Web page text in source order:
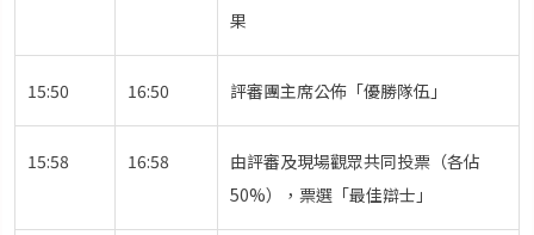
果
15:50 16:50 評審團主席公佈「優勝隊伍」
15:58 16:58
由評審及現場觀眾共同投票（各佔
50%），票選「最佳辯士」